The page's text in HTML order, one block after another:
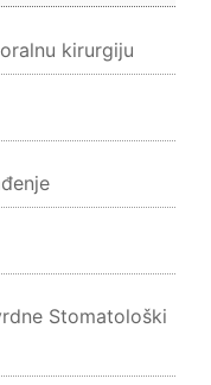
kirurgiju
Stomatološki